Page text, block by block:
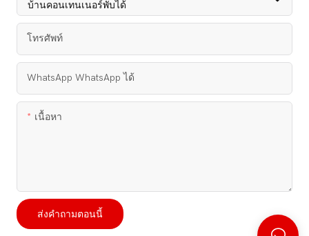
โทรศัพท์
WhatsApp WhatsApp ได้
เนื้อหา
ส่งคำถามตอนนี้